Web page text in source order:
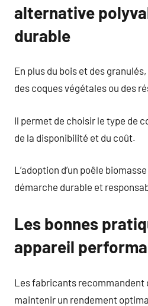
alternative
durable
En plus du bois et des
des coques végétales ou des
Il permet de choisir le type de
de la disponibilité et du coût.
L’adoption d’un poêle
démarche durable et
Les bonnes
appareil
Les fabricants recommandent
maintenir un rendement